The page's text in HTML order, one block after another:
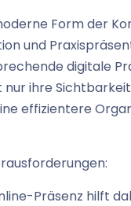
Form der
und
digitale
ihre
effizientere
Präsenz hilft